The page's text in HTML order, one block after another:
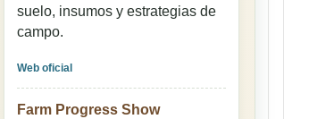
suelo, insumos y estrategias de
campo.
Web oficial
Farm Progress Show